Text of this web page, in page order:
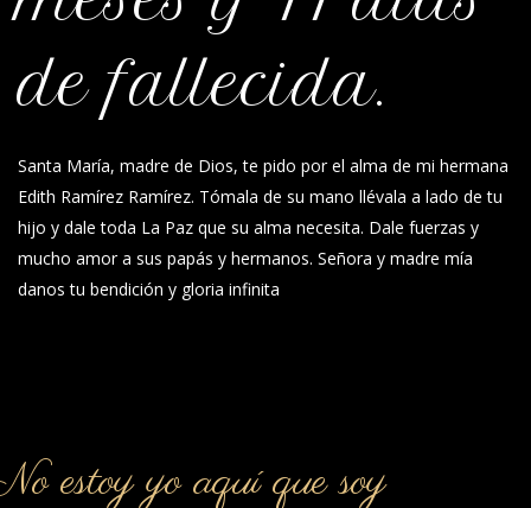
de fallecida.
Santa María, madre de Dios, te pido por el alma de mi hermana
Edith Ramírez Ramírez. Tómala de su mano llévala a lado de tu
hijo y dale toda La Paz que su alma necesita. Dale fuerzas y
mucho amor a sus papás y hermanos. Señora y madre mía
danos tu bendición y gloria infinita
estoy yo aquí que soy